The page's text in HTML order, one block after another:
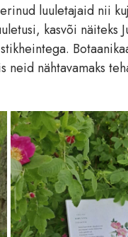
luuletajaid nii
kasvõi näiteks
neid nähtavamaks